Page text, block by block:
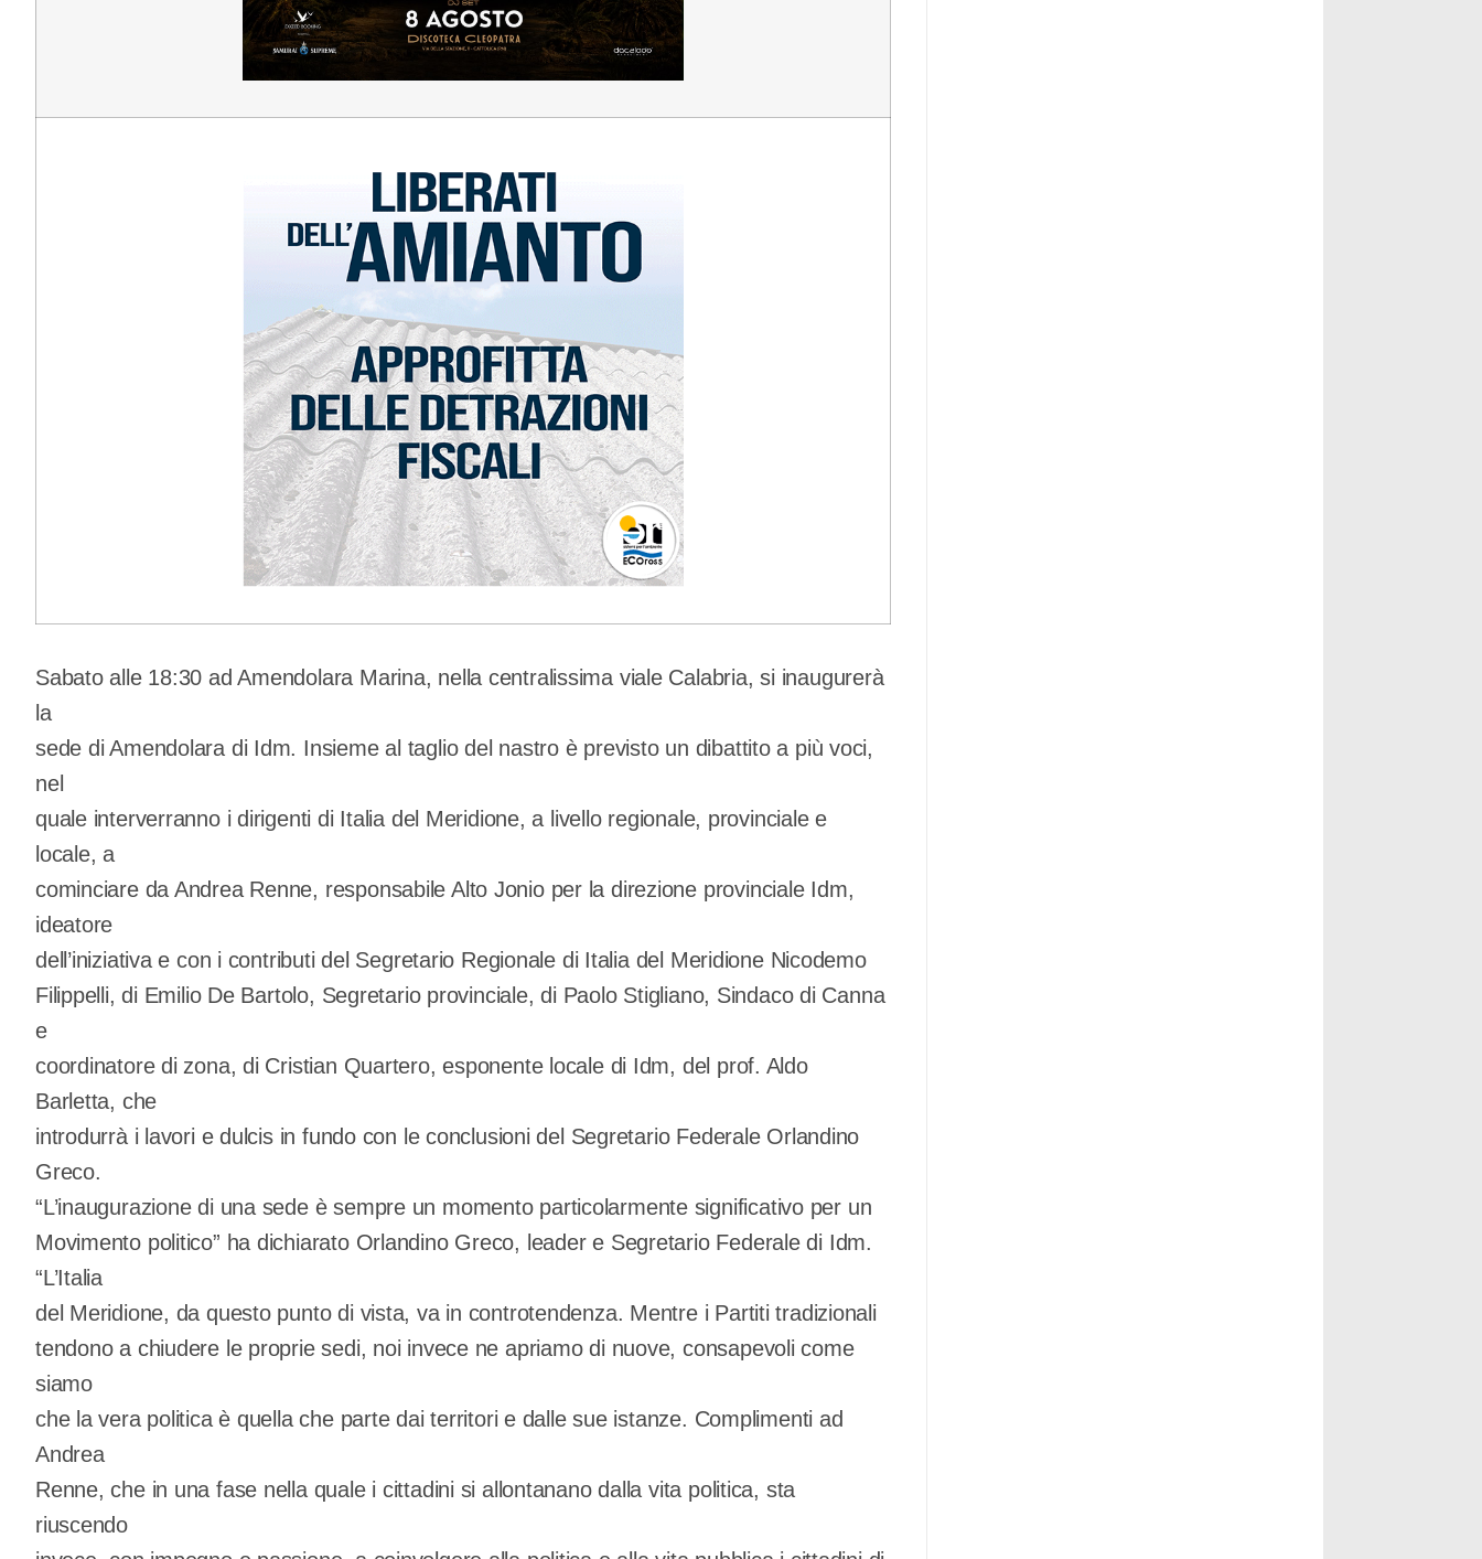
Sabato alle 18:30 ad Amendolara Marina, nella centralissima viale Calabria, si inaugurerà
la
sede di Amendolara di Idm. Insieme al taglio del nastro è previsto un dibattito a più voci,
nel
quale interverranno i dirigenti di Italia del Meridione, a livello regionale, provinciale e
locale, a
cominciare da Andrea Renne, responsabile Alto Jonio per la direzione provinciale Idm,
ideatore
dell’iniziativa e con i contributi del Segretario Regionale di Italia del Meridione Nicodemo
Filippelli, di Emilio De Bartolo, Segretario provinciale, di Paolo Stigliano, Sindaco di Canna
e
coordinatore di zona, di Cristian Quartero, esponente locale di Idm, del prof. Aldo
Barletta, che
introdurrà i lavori e dulcis in fundo con le conclusioni del Segretario Federale Orlandino
Greco.
“L’inaugurazione di una sede è sempre un momento particolarmente significativo per un
Movimento politico” ha dichiarato Orlandino Greco, leader e Segretario Federale di Idm.
“L’Italia
del Meridione, da questo punto di vista, va in controtendenza. Mentre i Partiti tradizionali
tendono a chiudere le proprie sedi, noi invece ne apriamo di nuove, consapevoli come
siamo
che la vera politica è quella che parte dai territori e dalle sue istanze. Complimenti ad
Andrea
Renne, che in una fase nella quale i cittadini si allontanano dalla vita politica, sta
riuscendo